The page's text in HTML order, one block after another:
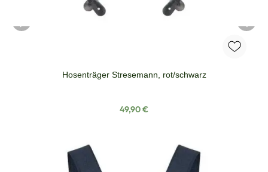
Hosenträger Stresemann, rot/schwarz
Regulärer Preis:
49,90 €